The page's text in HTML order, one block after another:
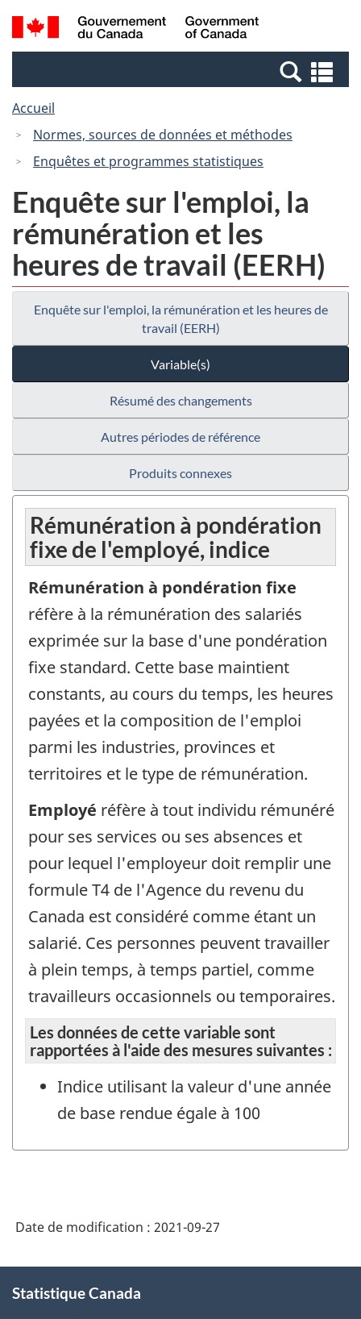
Passer
au
Passer
à
Canada
Recherche
et
et
Accueil
Normes, sources de données et méthodes
Enquêtes et programmes statistiques
Enquête sur l'emploi, la
rémunération et les
heures de travail (EERH)
Enquête sur l'emploi, la rémunération et les heures de
travail (EERH)
Variable(s)
Résumé des changements
Autres périodes de référence
Produits connexes
Rémunération à pondération
fixe de l'employé, indice
Rémunération à pondération fixe
réfère à la rémunération des salariés
exprimée sur la base d'une pondération
fixe standard. Cette base maintient
constants, au cours du temps, les heures
payées et la composition de l'emploi
parmi les industries, provinces et
territoires et le type de rémunération.
Employé réfère à tout individu rémunéré
pour ses services ou ses absences et
pour lequel l'employeur doit remplir une
formule T4 de l'Agence du revenu du
Canada est considéré comme étant un
salarié. Ces personnes peuvent travailler
à plein temps, à temps partiel, comme
travailleurs occasionnels ou temporaires.
Les données de cette variable sont
rapportées à l'aide des mesures suivantes :
Indice utilisant la valeur d'une année
de base rendue égale à 100
Date de modification : 2021-09-27
propos
Statistique Canada